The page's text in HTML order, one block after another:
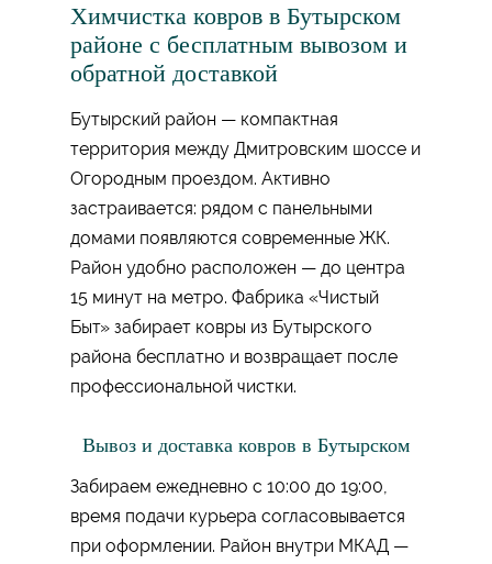
Химчистка ковров в Бутырском
районе с бесплатным вывозом и
обратной доставкой
Бутырский район — компактная
территория между Дмитровским шоссе и
Огородным проездом. Активно
застраивается: рядом с панельными
домами появляются современные ЖК.
Район удобно расположен — до центра
15 минут на метро. Фабрика «Чистый
Быт» забирает ковры из Бутырского
района бесплатно и возвращает после
профессиональной чистки.
Вывоз и доставка ковров в Бутырском
Забираем ежедневно с 10:00 до 19:00,
время подачи курьера согласовывается
при оформлении. Район внутри МКАД —